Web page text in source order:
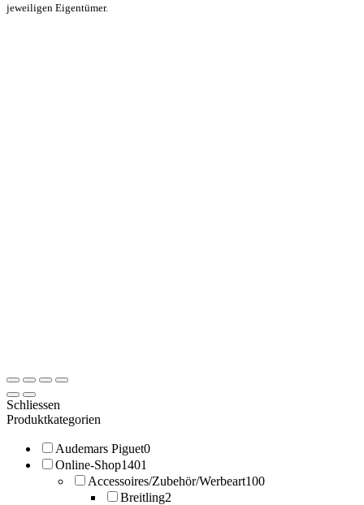
jeweiligen Eigentümer.
Schliessen
Produktkategorien
Audemars Piguet0
Online-Shop1401
Accessoires/Zubehör/Werbeart100
Breitling2